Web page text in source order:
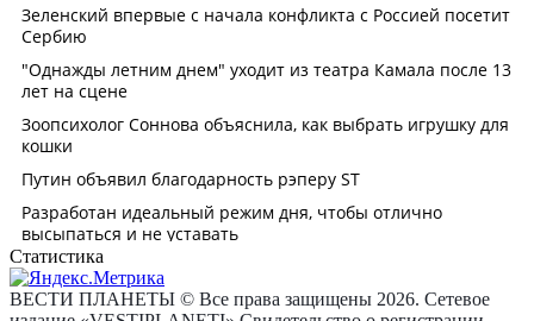
Статистика
ВЕСТИ ПЛАНЕТЫ © Все права защищены 2026. Сетевое